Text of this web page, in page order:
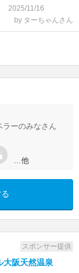
2025/11/16
by ターちゃんさん
ラーのみなさん
…他
スポンサー提供
阪天然温泉